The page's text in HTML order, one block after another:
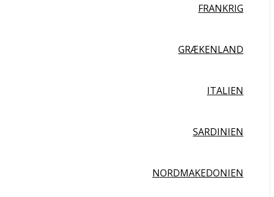
FRANKRIG
GRÆKENLAND
ITALIEN
SARDINIEN
NORDMAKEDONIEN